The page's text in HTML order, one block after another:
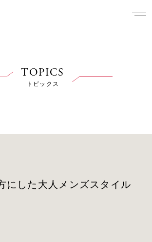
TOPICS
トピックス
にした大人メンズスタイル